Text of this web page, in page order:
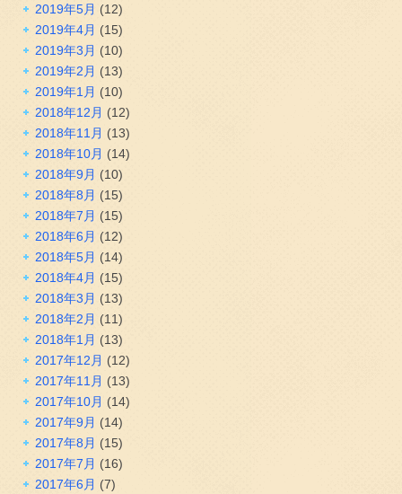
2019年5月 (12)
2019年4月 (15)
2019年3月 (10)
2019年2月 (13)
2019年1月 (10)
2018年12月 (12)
2018年11月 (13)
2018年10月 (14)
2018年9月 (10)
2018年8月 (15)
2018年7月 (15)
2018年6月 (12)
2018年5月 (14)
2018年4月 (15)
2018年3月 (13)
2018年2月 (11)
2018年1月 (13)
2017年12月 (12)
2017年11月 (13)
2017年10月 (14)
2017年9月 (14)
2017年8月 (15)
2017年7月 (16)
2017年6月 (7)